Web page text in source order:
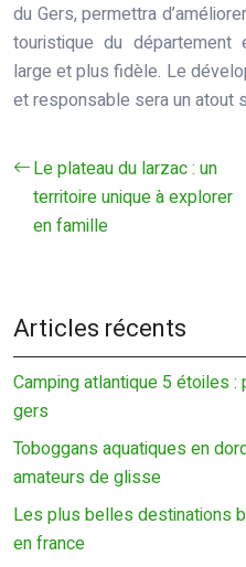
du Gers, permettra
touristique du département
large et plus fidèle. Le
et responsable sera un atout
Le plateau du larzac : un
territoire unique à explorer
en famille
Articles récents
Camping atlantique 5 étoiles
gers
Toboggans aquatiques en
amateurs de glisse
Les plus belles destinations
en france